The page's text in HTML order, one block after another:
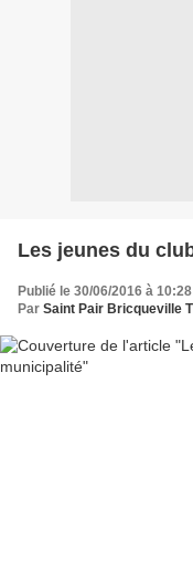
Les jeunes du
Publié le 30/06/2016 à 10:28
Par Saint Pair Bricqueville